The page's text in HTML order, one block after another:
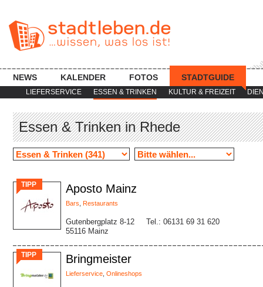
LIEFERSERVICE ESSEN & TRINKEN KULTUR & FREIZEIT
NEWS KALENDER FOTOS STADTGUIDE
Essen & Trinken in Rhede
TIPP Aposto Mainz
Bars Restaurants
Gutenbergplatz 8-12
55116 Mainz
Tel.: 06131 69 31 620
TIPP Bringmeister
Lieferservice Onlineshops